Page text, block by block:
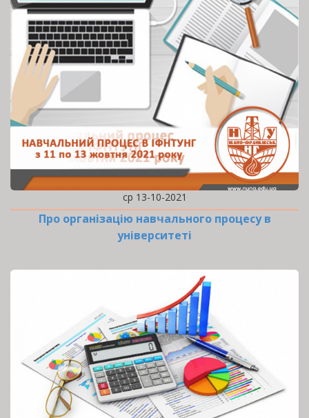
ср 13-10-2021
Про організацію навчального процесу в
університеті